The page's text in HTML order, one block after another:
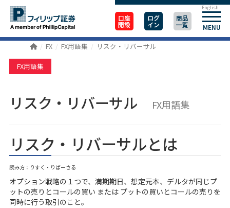
口座
開設
ログ
イン
商品
一覧 MENU
English
FX FX用語集 リスク・リバーサル
FX用語集
リスク・リバーサル FX用語集
リスク・リバーサルとは
読み方：りすく・りばーさる
オプション戦略の１つで、満期期日、想定元本、デルタが同じプ
ットの売りとコールの買い または プットの買いとコールの売りを
同時に行う取引のこと。